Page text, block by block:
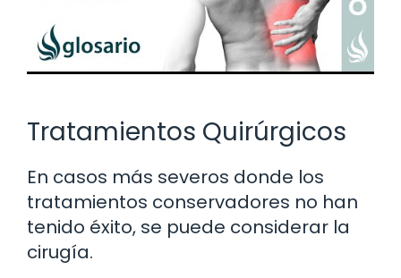
Tratamientos Quirúrgicos
En casos más severos donde los
tratamientos conservadores no han
tenido éxito, se puede considerar la
cirugía.